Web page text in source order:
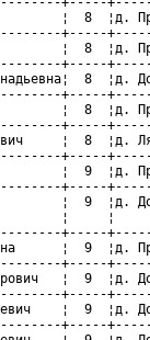
¦  8
+-----
¦  8
+-----
Геннадьевна¦
+-----
¦  8
+-----
¦  8
+-----
¦  9
+-----
¦  9
¦
+-----
¦  9
+-----
¦
+-----
¦  9
+-----